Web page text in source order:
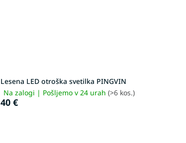
Lesena LED otroška svetilka PINGVIN
Na zalogi | Pošljemo v 24 urah (>6 kos.)
40 €